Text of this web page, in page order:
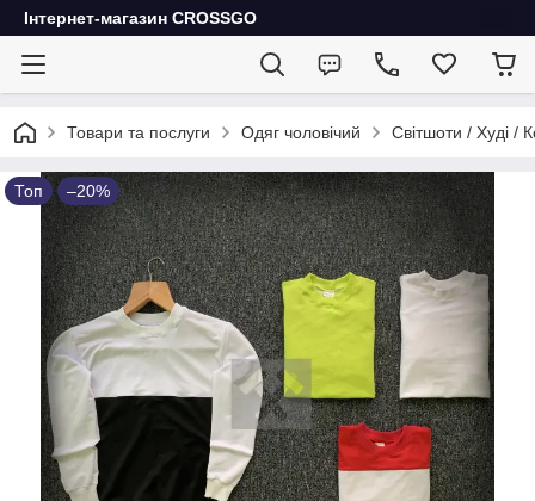
Інтернет-магазин CROSSGO
Товари та послуги Одяг чоловічий Світшоти / Худі /
Топ –20%